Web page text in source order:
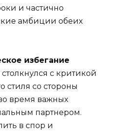
и частично
амбиции обеих
избегание
с критикой
стиля со стороны
время важных
партнером.
в спор и